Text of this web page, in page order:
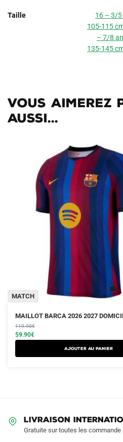
Taille 16 – 3/5
105-115
– 7/8
135-145
Vous aimerez
aussi...
MATCH
MAILLOT BARCA 2026 2027
119.90€
Le
prix
initial
était :
59.90€
Le
prix
actuel
est :
AJOUTER AU PANIER
Ce
produit
a
choisies
LIVRAISON
Gratuite sur toutes les commande